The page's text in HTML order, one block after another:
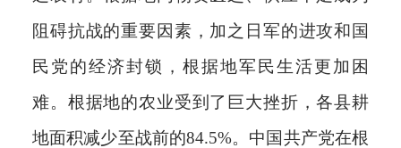
阻碍抗战的重要因素，加之日军的进攻和国
民党的经济封锁，根据地军民生活更加困
难。根据地的农业受到了巨大挫折，各县耕
地面积减少至战前的84.5%。中国共产党在根